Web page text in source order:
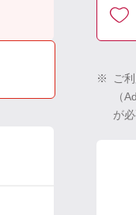
※
ご
（
が必